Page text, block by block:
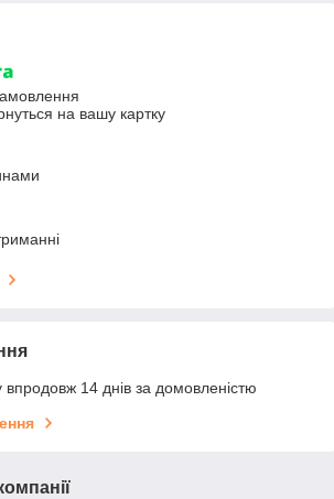
на вашу картку
14 днів за домовленістю